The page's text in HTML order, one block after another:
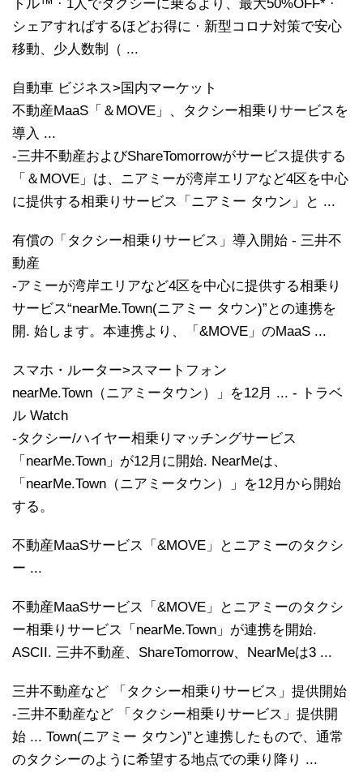
トル™ · 1人でタクシーに乗るより、最大50%OFF* ·
シェアすればするほどお得に · 新型コロナ対策で安心
移動、少人数制（ ...
自動車 ビジネス>国内マーケット
不動産MaaS「＆MOVE」、タクシー相乗りサービスを
導入 ...
-三井不動産およびShareTomorrowがサービス提供する
「＆MOVE」は、ニアミーが湾岸エリアなど4区を中心
に提供する相乗りサービス「ニアミー タウン」と ...
有償の「タクシー相乗りサービス」導入開始 - 三井不
動産
-アミーが湾岸エリアなど4区を中心に提供する相乗り
サービス“nearMe.Town(ニアミー タウン)”との連携を
開. 始します。本連携より、「&MOVE」のMaaS ...
スマホ・ルーター>スマートフォン
nearMe.Town（ニアミータウン）」を12月 ... - トラベ
ル Watch
-タクシー/ハイヤー相乗りマッチングサービス
「nearMe.Town」が12月に開始. NearMeは、
「nearMe.Town（ニアミータウン）」を12月から開始
する。
不動産MaaSサービス「&MOVE」とニアミーのタクシ
ー ...
不動産MaaSサービス「&MOVE」とニアミーのタクシ
ー相乗りサービス「nearMe.Town」が連携を開始.
ASCII. 三井不動産、ShareTomorrow、NearMeは3 ...
三井不動産など 「タクシー相乗りサービス」提供開始
-三井不動産など 「タクシー相乗りサービス」提供開
始 ... Town(ニアミー タウン)”と連携したもので、通常
のタクシーのように希望する地点での乗り降り ...